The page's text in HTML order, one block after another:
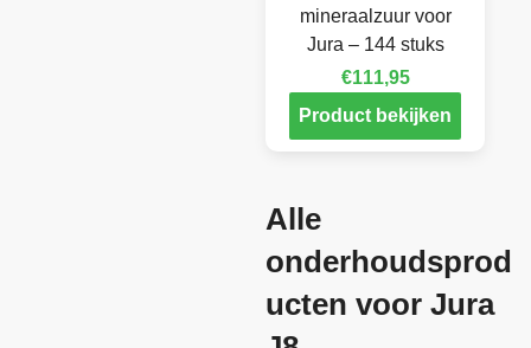
mineraalzuur voor
Jura – 144 stuks
€111,95
Product bekijken
Alle
onderhoudsprod
ucten voor Jura